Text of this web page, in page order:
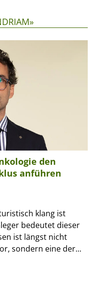
den
anführen
klang ist
bedeutet dieser
ist längst nicht
sondern eine der...